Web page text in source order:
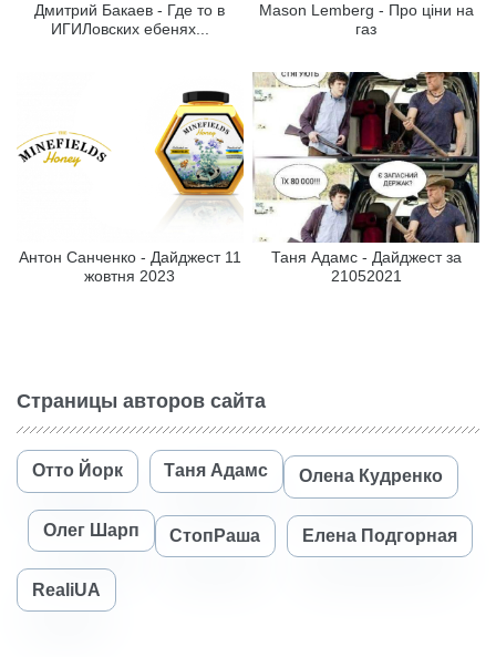
Дмитрий Бакаев - Где то в
ИГИЛовских ебенях...
Mason Lemberg - Про ціни на
газ
Антон Санченко - Дайджест 11
жовтня 2023
Таня Адамс - Дайджест за
21052021
Страницы авторов сайта
Отто Йорк Таня Адамс Олена Кудренко
Олег Шарп СтопРаша Елена Подгорная
RealiUA